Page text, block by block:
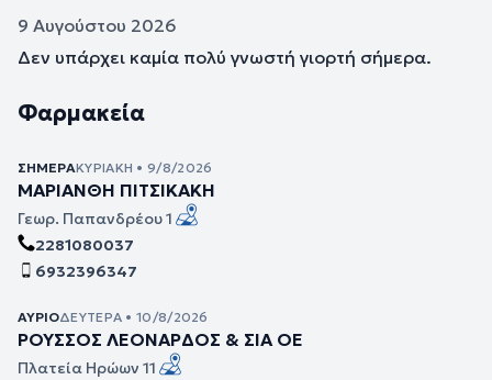
9 Αυγούστου 2026
Δεν υπάρχει καμία πολύ γνωστή γιορτή σήμερα.
Φαρμακεία
ΣΉΜΕΡΑΚΥΡΙΑΚΉ • 9/8/2026
ΜΑΡΙΑΝΘΗ ΠΙΤΣΙΚΑΚΗ
Γεωρ. Παπανδρέου 1
2281080037
6932396347
ΑΎΡΙΟΔΕΥΤΈΡΑ • 10/8/2026
ΡΟΥΣΣΟΣ ΛΕΟΝΑΡΔΟΣ & ΣΙΑ ΟΕ
Πλατεία Ηρώων 11